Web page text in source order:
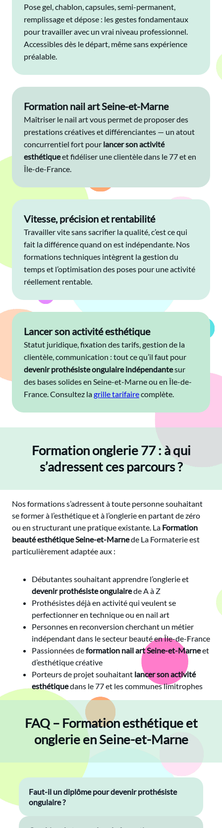
Pose gel, chablon, capsules, semi-permanent,
remplissage et dépose : les gestes fondamentaux
pour travailler avec un vrai niveau professionnel.
Accessibles dès le départ, même sans expérience
préalable.
Formation nail art Seine-et-Marne
Maîtriser le nail art vous permet de proposer des
prestations créatives et différenciantes — un atout
concurrentiel fort pour lancer son activité
esthétiqueet fidéliser une clientèle dans le 77 et en
Île-de-France.
Vitesse, précision et rentabilité
Travailler vite sans sacrifier la qualité, c’est ce qui
fait la différence quand on est indépendante. Nos
formations techniques intègrent la gestion du
temps et l’optimisation des poses pour une activité
réellement rentable.
Lancer son activité esthétique
Statut juridique, fixation des tarifs, gestion de la
clientèle, communication : tout ce qu’il faut pour
devenir prothésiste ongulaire indépendantesur
des bases solides en Seine-et-Marne ou en Île-de-
France. Consultez lagrille tarifairecomplète.
Formation onglerie 77 : à qui
s’adressent ces parcours ?
Nos formations s’adressent à toute personne souhaitant
se former à l’esthétique et à l’onglerie en partant de zéro
ou en structurant une pratique existante. La Formation
beauté esthétique Seine-et-Marnede La Formaterie est
particulièrement adaptée aux :
Débutantes souhaitant apprendre l’onglerie et
devenir prothésiste ongulairede A à Z
Prothésistes déjà en activité qui veulent se
perfectionner en technique ou en nail art
Personnes en reconversion cherchant un métier
indépendant dans le secteur beauté en Île-de-France
Passionnées deformation nail art Seine-et-Marneet
d’esthétique créative
Porteurs de projet souhaitant lancer son activité
esthétiquedans le 77 et les communes limitrophes
FAQ – Formation esthétique et
onglerie en Seine-et-Marne
Faut-il un diplôme pour devenir prothésiste
ongulaire ?